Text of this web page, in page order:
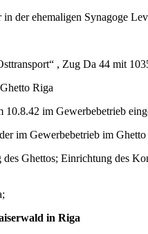
der ehemaligen Synagoge
, Zug Da 44 mit
Riga
10.8.42 im Gewerbebetrieb
im Gewerbebetrieb im
Ghettos; Einrichtung des
in Riga